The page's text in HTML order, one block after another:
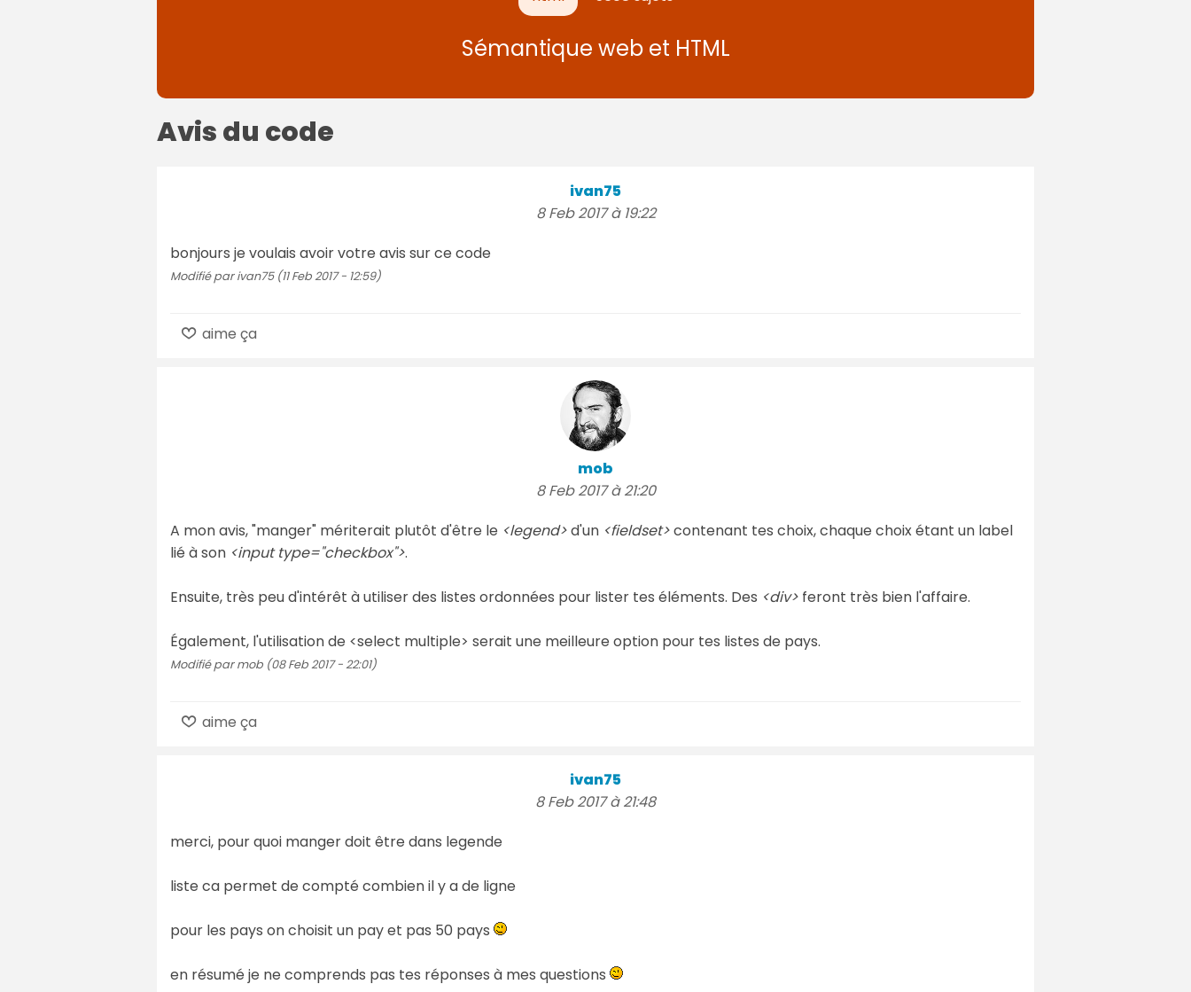
Sémantique web et HTML
Avis du code
ivan75
8 Feb 2017 à 19:22
bonjours je voulais avoir votre avis sur ce code
Modifié par ivan75 (11 Feb 2017 - 12:59)
aime ça
mob
8 Feb 2017 à 21:20
A mon avis, "manger" mériterait plutôt d'être le <legend>d'un <fieldset>contenant tes choix, chaque choix étant un label
lié à son <input type="checkbox">.
Ensuite, très peu d'intérêt à utiliser des listes ordonnées pour lister tes éléments. Des <div> feront très bien l'affaire.
Également, l'utilisation de <select multiple> serait une meilleure option pour tes listes de pays.
Modifié par mob (08 Feb 2017 - 22:01)
aime ça
ivan75
8 Feb 2017 à 21:48
merci, pour quoi manger doit être dans legende
liste ca permet de compté combien il y a de ligne
pour les pays on choisit un pay et pas 50 pays
en résumé je ne comprends pas tes réponses à mes questions